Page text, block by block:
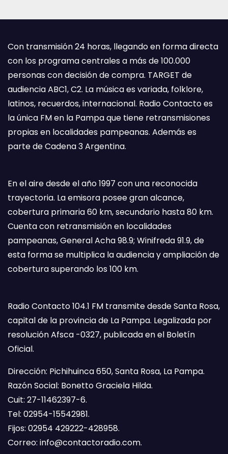
Con transmisión 24 horas, llegando en forma directa
con los programa centrales a más de 100.000
personas con decisión de compra. TARGET de
audiencia ABC1, C2. La música es variada, folklore,
latinos, recuerdos, internacional. Radio Contacto es
la única FM en la Pampa que tiene retransmisiones
propias en localidades pampeanas. Además es
parte de Cadena 3 Argentina.
En el aire desde el año 1997 con una reconocida
trayectoria. La emisora posee gran alcance,
cobertura primaria 60 km, secundario hasta 80 km.
Cuenta con retransmisión en localidades
pampeanas, General Acha 98.9; Winifreda 91.9, de
esta forma se multiplica la audiencia y ampliación de
cobertura superando los 100 km.
Radio Contacto 104.1 FM transmite desde Santa Rosa,
capital de la provincia de La Pampa. Legalizada por
resolución Afsca -0327, publicada en el Boletín
Oficial.
Dirección: Pichihuinca 650, Santa Rosa, La Pampa.
Razón Social: Bonetto Graciela Hilda.
Cuit: 27-11462397-6.
Tel: 02954-15542981.
Fijos: 02954 429222-428958.
Correo: info@contactoradio.com.